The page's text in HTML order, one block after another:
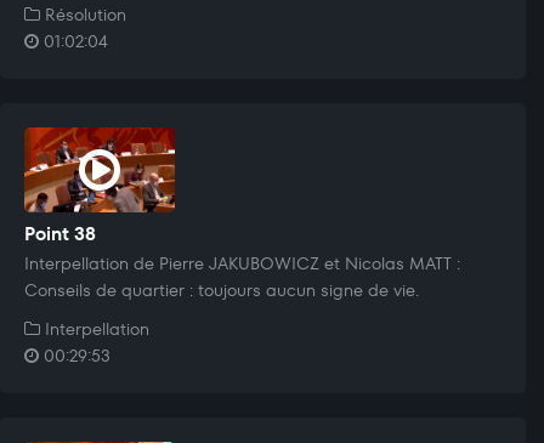
Résolution
01:02:04
Point 38
Interpellation de Pierre JAKUBOWICZ et Nicolas MATT :
Conseils de quartier : toujours aucun signe de vie.
Interpellation
00:29:53